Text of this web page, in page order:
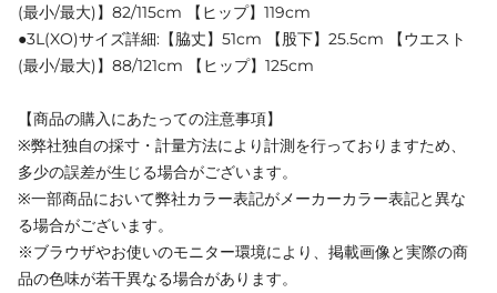
(最小/最大)】82/115cm 【ヒップ】119cm
●3L(XO)サイズ詳細:【脇丈】51cm 【股下】25.5cm 【ウエスト
(最小/最大)】88/121cm 【ヒップ】125cm
【商品の購入にあたっての注意事項】
※弊社独自の採寸・計量方法により計測を行っておりますため、
多少の誤差が生じる場合がございます。
※一部商品において弊社カラー表記がメーカーカラー表記と異な
る場合がございます。
※ブラウザやお使いのモニター環境により、掲載画像と実際の商
品の色味が若干異なる場合があります。